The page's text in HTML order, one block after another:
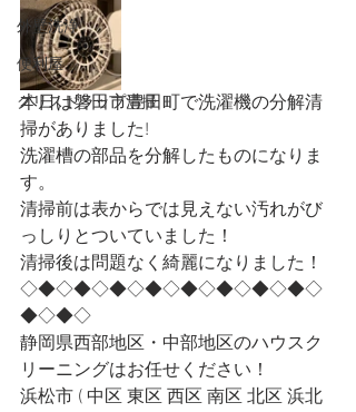
外壁洗浄
便利屋
グリストラップ清掃
本日は磐田市豊田町で洗濯機の分解清
掃がありました!
洗濯槽の部品を分解したものになりま
す。
清掃前は表からでは見えない汚れがび
っしりとついていました！
清掃後は問題なく綺麗になりました！
◇◆◇◆◇◆◇◆◇◆◇◆◇◆◇◆◇
◆◇◆◇
静岡県西部地区・中部地区のハウスク
リーニングはお任せください！
浜松市 ( 中区 東区 西区 南区 北区 浜北